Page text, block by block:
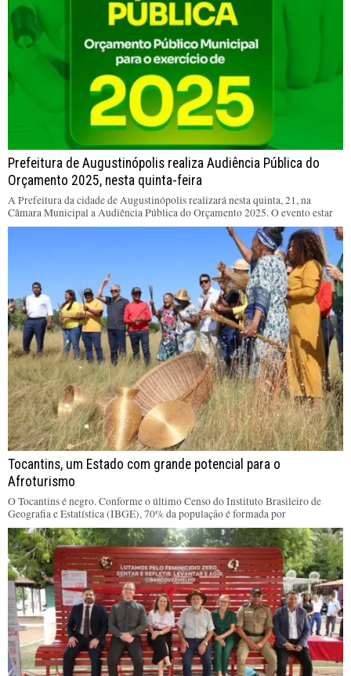
Prefeitura de Augustinópolis realiza Audiência Pública do
Orçamento 2025, nesta quinta-feira
A Prefeitura da cidade de Augustinópolis realizará nesta quinta, 21, na
Câmara Municipal a Audiência Pública do Orçamento 2025. O evento estar
Tocantins, um Estado com grande potencial para o
Afroturismo
O Tocantins é negro. Conforme o último Censo do Instituto Brasileiro de
Geografia e Estatística (IBGE), 70% da população é formada por